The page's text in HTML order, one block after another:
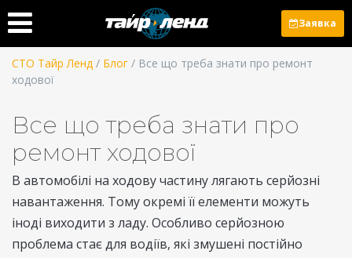
Заявка
СТО Тайр Ленд / Блог / Все що треба знати про ремонт
ходової
Все що треба знати про
ремонт ходової
В автомобілі на ходову частину лягають серйозні
навантаження. Тому окремі її елементи можуть
іноді виходити з ладу. Особливо серйозною
проблема стає для водіїв, які змушені постійно